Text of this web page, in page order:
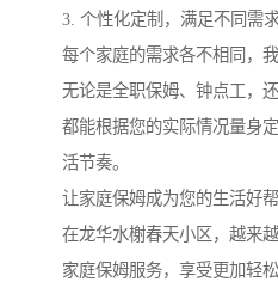
3. 个性化定制，满足不同需
每个家庭的需求各不相同，
无论是全职保姆、钟点工，
都能根据您的实际情况量身
活节奏。
让家庭保姆成为您的生活好
在龙华水榭春天小区，越来
家庭保姆服务，享受更加轻